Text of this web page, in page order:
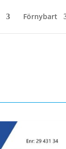
Förnybart